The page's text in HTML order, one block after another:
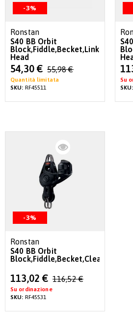
-3%
Ronstan
S40 BB Orbit
Block,Fiddle,Becket,Link
Head
Special
Price
54,30 € 55,98 €
Quantità limitata
SKU: RF45511
Price
Su
SKU:
-3%
Ronstan
S40 BB Orbit
Special
Price
113,02 € 116,52 €
Su ordinazione
SKU: RF45531